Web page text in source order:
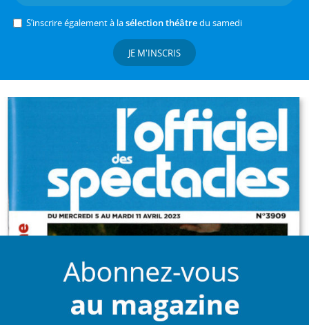
S’inscrire également à lasélection théâtredu samedi
JE M'INSCRIS